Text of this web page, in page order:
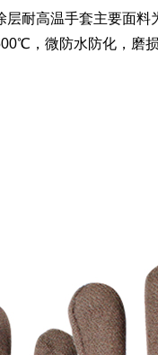
耐高温手套主要面
，微防水防化，磨